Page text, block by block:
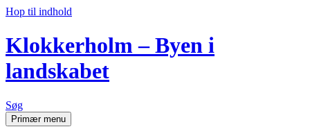
Hop til indhold
Klokkerholm – Byen i
landskabet
Søg
Primær menu